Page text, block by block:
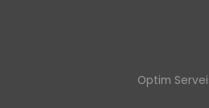
Optim